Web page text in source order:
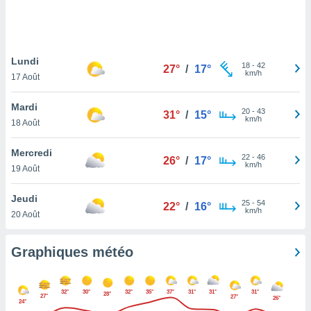
pas
de
à
cas,
que
sur le
ne
Lundi
17 Août
27° / 17° 18- 42
km/h
Mardi
18 Août
31° / 15° 20- 43
km/h
Mercredi
19 Août
26° / 17° 22- 46
km/h
Jeudi
20 Août
22° / 16° 25- 54
km/h
Graphiques météo
24°
27°
32° 30° 28° 32° 35° 37° 31° 31°
27°
31°
26°